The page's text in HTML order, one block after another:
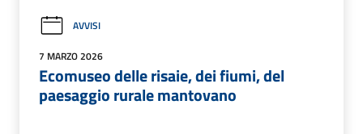
AVVISI
7 MARZO 2026
Ecomuseo delle risaie, dei fiumi, del
paesaggio rurale mantovano